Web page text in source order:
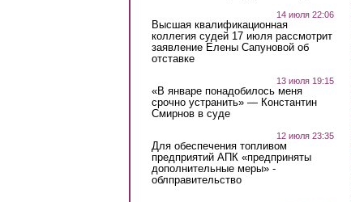
14 июля 22:06
Высшая квалификационная
коллегия судей 17 июля рассмотрит
заявление Елены Сапуновой об
отставке
13 июля 19:15
«В январе понадобилось меня
срочно устранить» — Константин
Смирнов в суде
12 июля 23:35
Для обеспечения топливом
предприятий АПК «предприняты
дополнительные меры» -
облправительство